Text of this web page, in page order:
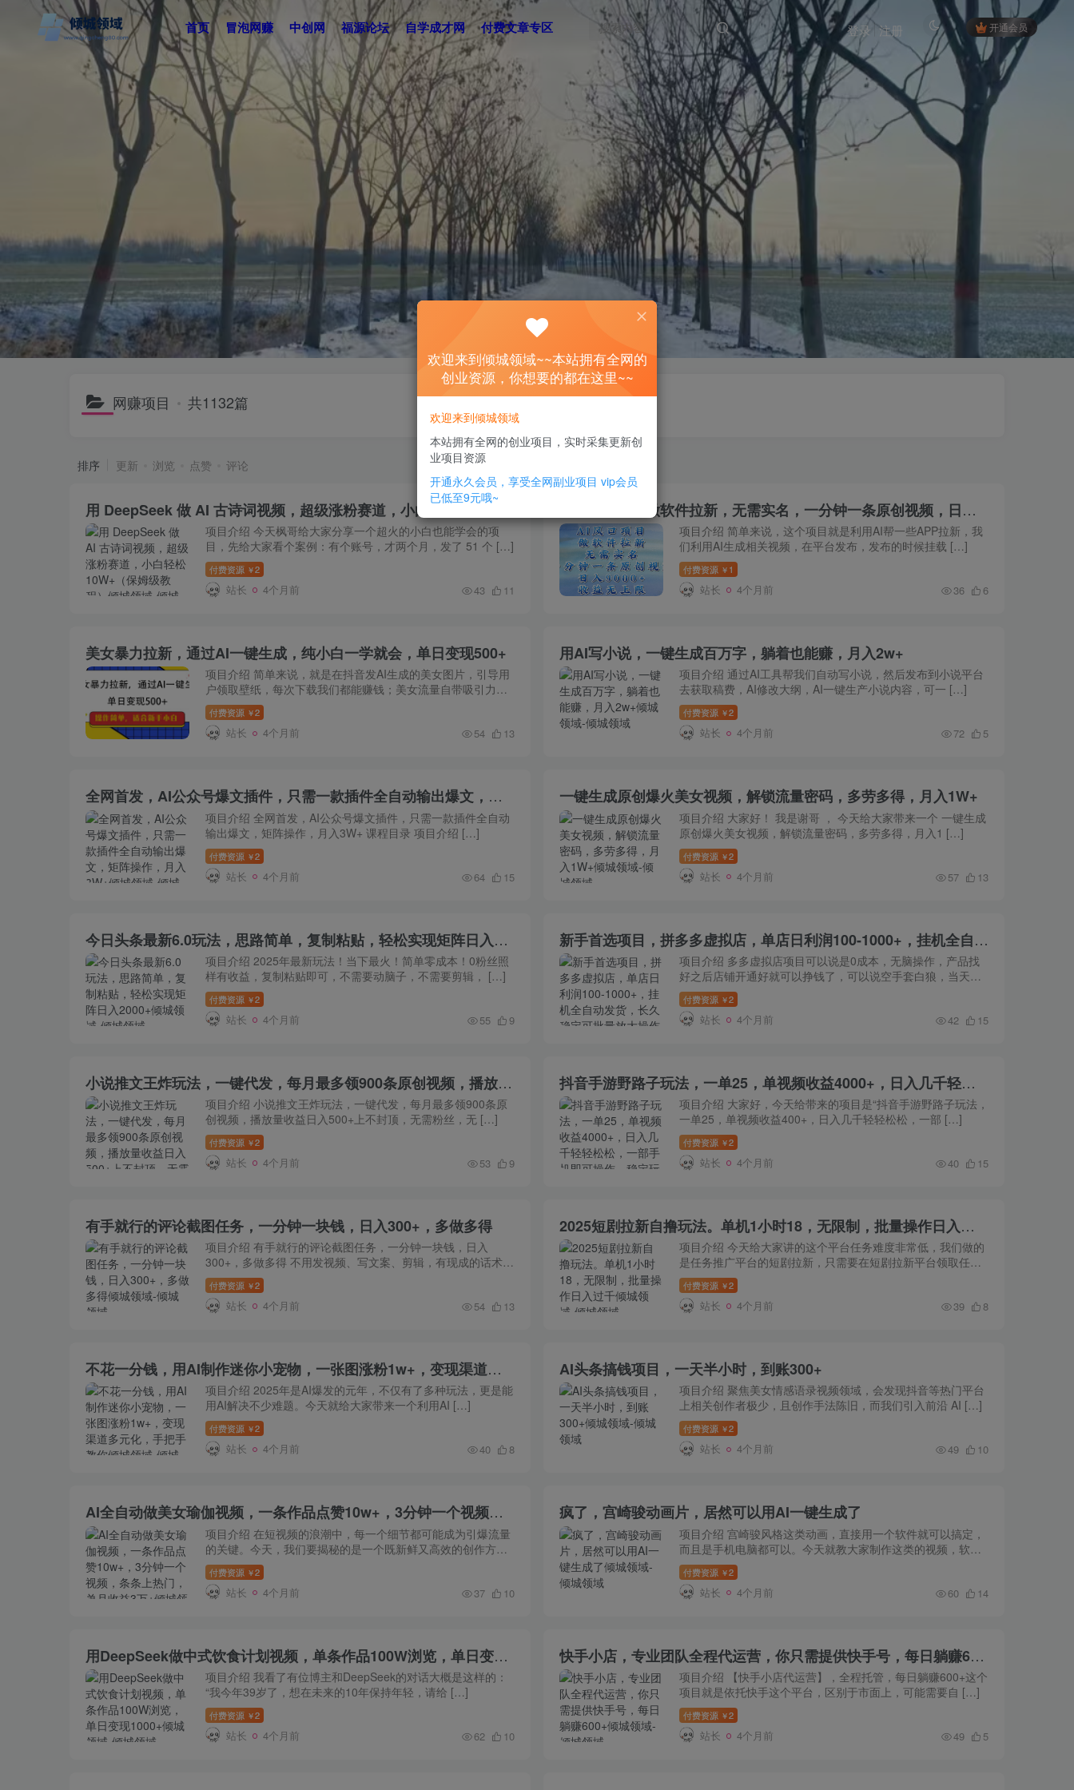
首页 冒泡网赚 中创网 福源论坛 自学成才网 付费文章专区 开通会员
登录 注册
网赚项目 共1132篇
排序 更新 浏览 点赞 评论
项目介绍 今天枫哥给大家分享一个超火的小白也能学会的项
目，先给大家看个案例：有个账号，才两个月，发了 51 个 […]
付费资源 ￥2
站长 4个月前 43 11
AI风口项目，做软件拉新，无需实名，一分钟一条原创视频，日入9000+，收益无上限
项目介绍 简单来说，这个项目就是利用AI帮一些APP拉新，我
们利用AI生成相关视频，在平台发布，发布的时候挂载 […]
付费资源 ￥ 1
站长 4个月前 36 6
美女暴力拉新，通过AI一键生成，纯小白一学就会，单日变现500+
项目介绍 简单来说，就是在抖音发AI生成的美女图片，引导用
户领取壁纸，每次下载我们都能赚钱；美女流量自带吸引力
[…]
付费资源 ￥2
站长 4个月前 54 13
用AI写小说，一键生成百万字，躺着也能赚，月入2w+
项目介绍 通过AI工具帮我们自动写小说，然后发布到小说平台
去获取稿费，AI修改大纲，AI一键生产小说内容，可一 […]
付费资源 ￥2
站长 4个月前 72 5
全网首发，AI公众号爆文插件，只需一款插件全自动输出爆文，矩阵操作，月入3W+
项目介绍 全网首发，AI公众号爆文插件，只需一款插件全自动
输出爆文，矩阵操作，月入3W+ 课程目录 项目介绍 […]
付费资源 ￥2
站长 4个月前 64 15
一键生成原创爆火美女视频，解锁流量密码，多劳多得，月入1W+
项目介绍 大家好！ 我是谢哥 ， 今天给大家带来一个 一键生成
原创爆火美女视频，解锁流量密码，多劳多得，月入1 […]
付费资源 ￥2
站长 4个月前 57 13
今日头条最新6.0玩法，思路简单，复制粘贴，轻松实现矩阵日入2000+
项目介绍 2025年最新玩法！当下最火！简单零成本！0粉丝照
样有收益，复制粘贴即可，不需要动脑子，不需要剪辑， […]
付费资源 ￥2
站长 4个月前 55 9
新手首选项目，拼多多虚拟店，单店日利润100-1000+，挂机全自动发货，长久稳定可批量放大操作
项目介绍 多多虚拟店项目可以说是0成本，无脑操作，产品找
好之后店铺开通好就可以挣钱了，可以说空手套白狼，当天做
[…]
付费资源 ￥2
站长 4个月前 42 15
小说推文王炸玩法，一键代发，每月最多领900条原创视频，播放量收益日入500+上不封顶，无需粉丝，无需实名
项目介绍 小说推文王炸玩法，一键代发，每月最多领900条原
创视频，播放量收益日入500+上不封顶，无需粉丝，无 […]
付费资源 ￥2
站长 4个月前 53 9
抖音手游野路子玩法，一单25，单视频收益4000+，日入几千轻轻松松，一部手机即可操作，稳定玩法， 小白轻松上手！
项目介绍 大家好，今天给带来的项目是“抖音手游野路子玩法，
一单25，单视频收益400+，日入几千轻轻松松，一部 […]
付费资源 ￥2
站长 4个月前 40 15
有手就行的评论截图任务，一分钟一块钱，日入300+，多做多得
项目介绍 有手就行的评论截图任务，一分钟一块钱，日入
300+，多做多得 不用发视频、写文案、剪辑，有现成的话术
[…]
付费资源 ￥2
站长 4个月前 54 13
2025短剧拉新自撸玩法。单机1小时18，无限制，批量操作日入过千
项目介绍 今天给大家讲的这个平台任务难度非常低，我们做的
是任务推广平台的短剧拉新，只需要在短剧拉新平台领取任务
[…]
付费资源 ￥2
站长 4个月前 39 8
不花一分钱，用AI制作迷你小宠物，一张图涨粉1w+，变现渠道多元化，手把手教你
项目介绍 2025年是AI爆发的元年，不仅有了多种玩法，更是能
用AI解决不少难题。今天就给大家带来一个利用AI […]
付费资源 ￥2
站长 4个月前 40 8
AI头条搞钱项目，一天半小时，到账300+
项目介绍 聚焦美女情感语录视频领域，会发现抖音等热门平台
上相关创作者极少，且创作手法陈旧，而我们引入前沿 AI […]
付费资源 ￥2
站长 4个月前 49 10
AI全自动做美女瑜伽视频，一条作品点赞10w+，3分钟一个视频，条条上热门，单月收益3万+
项目介绍 在短视频的浪潮中，每一个细节都可能成为引爆流量
的关键。今天，我们要揭秘的是一个既新鲜又高效的创作方式
[…]
付费资源 ￥2
站长 4个月前 37 10
疯了，宫崎骏动画片，居然可以用AI一键生成了
项目介绍 宫崎骏风格这类动画，直接用一个软件就可以搞定，
而且是手机电脑都可以。今天就教大家制作这类的视频，软件
[…]
付费资源 ￥2
站长 4个月前 60 14
用DeepSeek做中式饮食计划视频，单条作品100W浏览，单日变现1000+
项目介绍 我看了有位博主和DeepSeek的对话大概是这样的：
“我今年39岁了，想在未来的10年保持年轻，请给 […]
付费资源 ￥2
站长 4个月前 62 10
快手小店，专业团队全程代运营，你只需提供快手号，每日躺赚600+
项目介绍 【快手小店代运营】，全程托管，每日躺赚600+这个
项目就是依托快手这个平台，区别于市面上，可能需要自 […]
付费资源 ￥2
站长 4个月前 49 5
欢迎来到倾城领域~~本站拥有全网的
创业资源，你想要的都在这里~~
欢迎来到倾城领域
本站拥有全网的创业项目，实时采集更新创
业项目资源
开通永久会员，享受全网副业项目 vip会员
已低至9元哦~